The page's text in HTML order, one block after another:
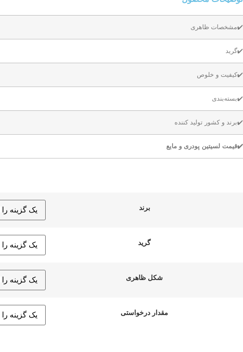
✔️مشخصات ظاهری
✔️گرید
✔️کیفیت و خلوص
✔️بسته‌بندی
✔️برند و کشور تولید کننده
✔️قیمت لسیتین پودری و مایع
برند
گرید
شکل ظاهری
مقدار درخواستی